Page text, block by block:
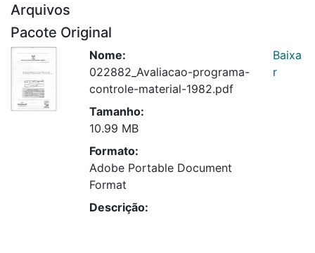
Arquivos
Pacote Original
Nome:
022882_Avaliacao-programa-
controle-material-1982.pdf
Tamanho:
10.99 MB
Formato:
Adobe Portable Document
Format
Descrição:
Baixa
r